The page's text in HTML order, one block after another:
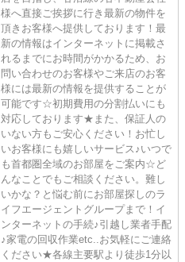
様へ直接ご挨拶に行き最新の物件を
頂きお客様へ提供しております！最
新の情報はインターネットに掲載さ
れるまでにお時間がかかるため、お
問い合わせのお客様やご来店のお客
様には最新の情報を提供することが
可能です☆初期費用の分割払いにも
対応しております★また、保証人の
いない方もご安心ください！お忙し
いお客様にも嬉しいサービス♪いつで
も首都圏全域のお部屋をご案内☆ど
んなことでもご相談ください。難し
いかな？と悩む前にお部屋探しのラ
イフエージェントグループまで！イ
ンターネットの手続♪引越し業者手配
♪家電の回収作業etc..お気軽にご連絡
ください★各線主要駅より徒歩1分以